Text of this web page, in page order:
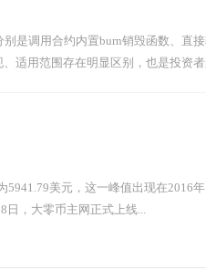
是调用合约内置burn销毁函数、直
适用范围存在明显区别，也是投资者
5941.79美元，这一峰值出现在2016
日，大零币主网正式上线...